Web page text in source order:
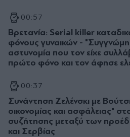
00:57
Βρετανία: Serial killer
φόνους γυναικών -
αστυνομία που τον είχε
πρώτο φόνο και τον άφησε
00:37
Συνάντηση Ζελένσκι με
οικονομίας και ασφάλειας"
συζήτησης μεταξύ των
και Σερβίας